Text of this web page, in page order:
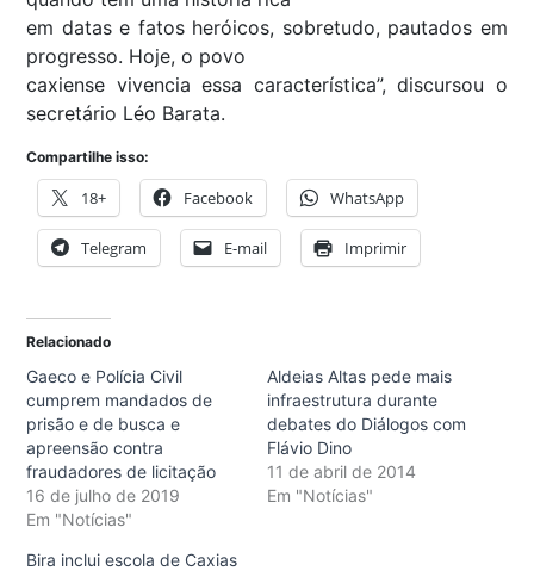
em datas e fatos heróicos, sobretudo, pautados em
progresso. Hoje, o povo
caxiense vivencia essa característica”, discursou o
secretário Léo Barata.
Compartilhe isso:
18+ Facebook WhatsApp
Telegram E-mail Imprimir
Relacionado
Gaeco e Polícia Civil
cumprem mandados de
prisão e de busca e
apreensão contra
fraudadores de licitação
16 de julho de 2019
Em "Notícias"
Aldeias Altas pede mais
infraestrutura durante
debates do Diálogos com
Flávio Dino
11 de abril de 2014
Em "Notícias"
Bira inclui escola de Caxias